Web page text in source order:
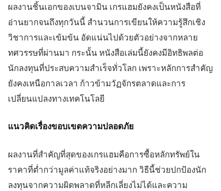
ผลงานชิ้นเอกของเบนจามิน เกรแฮมยังคงเป็นหนังสือที่
อ่านยากจนถึงทุกวันนี้ สำนวนการเขียนให้ความรู้สึกเชิง
วิชาการและเข้มข้น อัดแน่นไปด้วยตัวอย่างจากหลาย
ทศวรรษที่ผ่านมา กระนั้น หนังสือเล่มนี้ยังคงมีอิทธิพลต่อ
นักลงทุนที่ประสบความสำเร็จทั่วโลก เพราะหลักการสำคัญ
ยังคงเหนือกาลเวลา ก้าวข้ามวัฏจักรตลาดและการ
เปลี่ยนแปลงทางเทคโนโลยี
แนวคิดเรื่องขอบเขตความปลอดภัย
ผลงานที่สำคัญที่สุดของเกรแฮมคือการซื้อหลักทรัพย์ใน
ราคาที่ต่ำกว่ามูลค่าแท้จริงอย่างมาก วิธีนี้ช่วยปกป้องนัก
ลงทุนจากความผิดพลาดที่หลีกเลี่ยงไม่ได้และความ